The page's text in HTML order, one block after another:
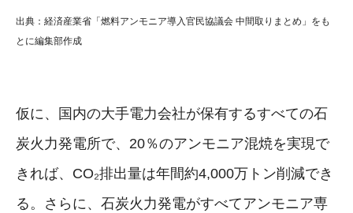
出典：経済産業省「燃料アンモニア導入官民協議会 中間取りまとめ」をも
とに編集部作成
仮に、国内の大手電力会社が保有するすべての石
炭火力発電所で、20％のアンモニア混焼を実現で
きれば、CO₂排出量は年間約4,000万トン削減でき
る。さらに、石炭火力発電がすべてアンモニア専